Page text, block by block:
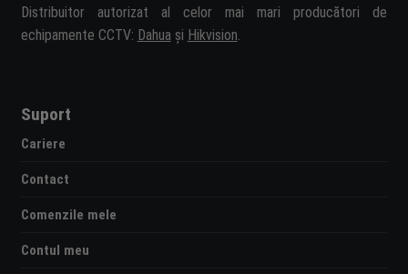
Distribuitor autorizat al celor mai mari producători de
echipamente CCTV: Dahua și Hikvision.
Suport
Cariere
Contact
Comenzile mele
Contul meu